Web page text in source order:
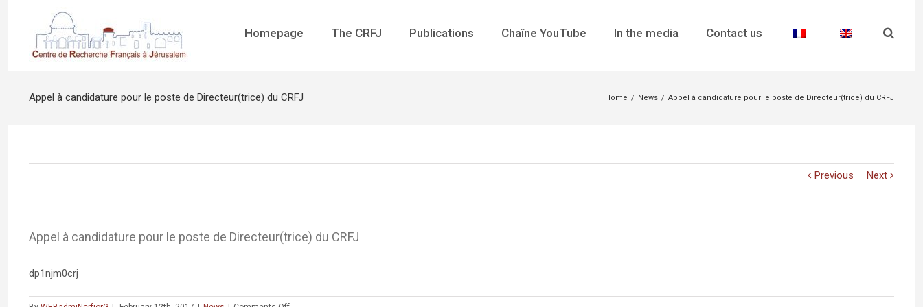
Homepage The CRFJ Publications Chaîne YouTube In the media Contact us
Appel à candidature pour le poste de Directeur(trice) du CRFJ Home / News / Appel à candidature pour le poste de Directeur(trice) du CRFJ
Previous Next
Appel à candidature pour le poste de Directeur(trice) du CRFJ
dp1njm0crj